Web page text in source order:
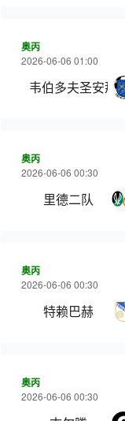
奥丙
2026-06-06 01:00
韦伯多夫圣安那
奥丙
2026-06-06 00:30
里德二队
奥丙
2026-06-06 00:30
特赖巴赫
奥丙
2026-06-06 00:30